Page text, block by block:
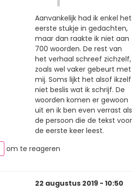
Aanvankelijk had ik enkel het
eerste stukje in gedachten,
maar dan raakte ik niet aan
700 woorden. De rest van
het verhaal schreef zichzelf,
zoals wel vaker gebeurt met
mij. Soms lijkt het alsof ikzelf
niet beslis wat ik schrijf. De
woorden komen er gewoon
uit en ik ben even verrast als
de persoon die de tekst voor
de eerste keer leest.
om te reageren
22 augustus 2019 - 10:50